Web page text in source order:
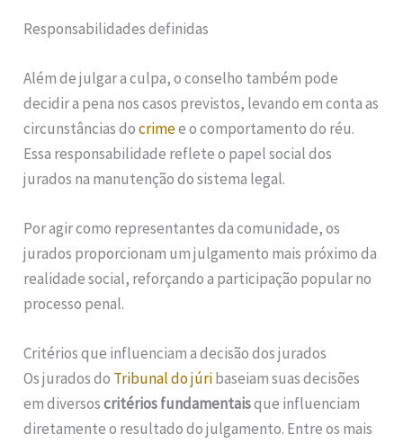
Responsabilidades definidas
Além de julgar a culpa, o conselho também pode
decidir a pena nos casos previstos, levando em conta as
circunstâncias docrimee o comportamento do réu.
Essa responsabilidade reflete o papel social dos
jurados na manutenção do sistema legal.
Por agir como representantes da comunidade, os
jurados proporcionam um julgamento mais próximo da
realidade social, reforçando a participação popular no
processo penal.
Critérios que influenciam a decisão dos jurados
Os jurados do Tribunal do júribaseiam suas decisões
em diversoscritérios fundamentaisque influenciam
diretamente o resultado do julgamento. Entre os mais